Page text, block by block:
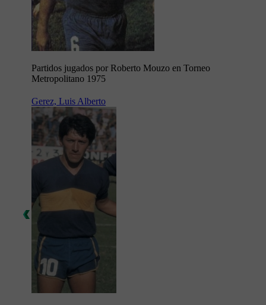
Partidos jugados por Roberto Mouzo en Torneo
Metropolitano 1975
Gerez, Luis Alberto